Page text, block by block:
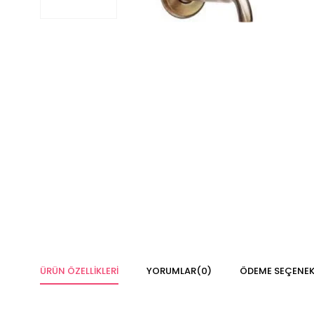
ÜRÜN ÖZELLIKLERI YORUMLAR(0) ÖDEME